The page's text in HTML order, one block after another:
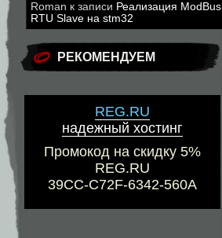
Roman к записи Реализация ModBus
RTU Slave на stm32
РЕКОМЕНДУЕМ
REG.RU
надежный хостинг
Промокод на скидку 5%
REG.RU
39CC-C72F-6342-560A